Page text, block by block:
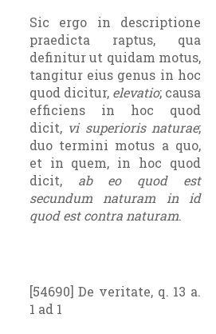
Sic ergo in descriptione
praedicta raptus, qua
definitur ut quidam motus,
tangitur eius genus in hoc
quod dicitur, elevatio; causa
efficiens in hoc quod
dicit, vi superioris naturae;
duo termini motus a quo,
et in quem, in hoc quod
dicit, ab eo quod est
secundum naturam in id
quod est contra naturam.
[54690] De veritate, q. 13 a.
1 ad 1